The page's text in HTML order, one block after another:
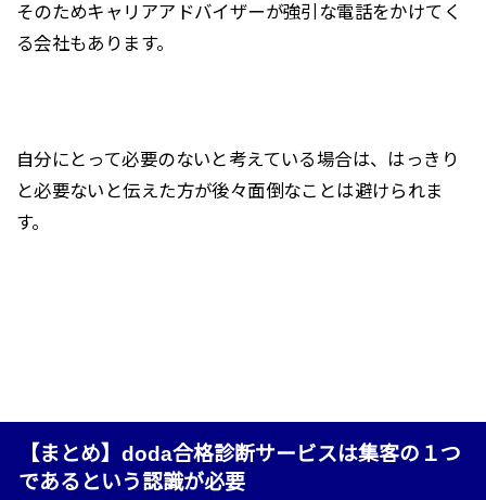
そのためキャリアアドバイザーが強引な電話をかけてく
る会社もあります。
自分にとって必要のないと考えている場合は、はっきり
と必要ないと伝えた方が後々面倒なことは避けられま
す。
【まとめ】doda合格診断サービスは集客の１つ
であるという認識が必要